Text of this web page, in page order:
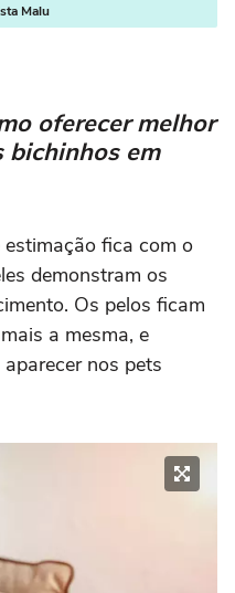
Malu
oferecer melhor
bichinhos em
fica com o
demonstram os
Os pelos ficam
a mesma, e
nos pets